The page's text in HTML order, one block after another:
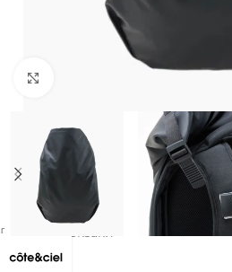
Головна Рюкзаки